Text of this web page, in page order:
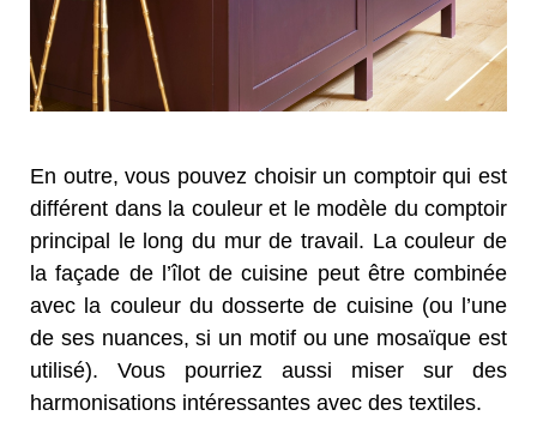
En outre, vous pouvez choisir un comptoir qui est
différent dans la couleur et le modèle du comptoir
principal le long du mur de travail. La couleur de
la façade de l’îlot de cuisine peut être combinée
avec la couleur du dosserte de cuisine (ou l’une
de ses nuances, si un motif ou une mosaïque est
utilisé). Vous pourriez aussi miser sur des
harmonisations intéressantes avec des textiles.